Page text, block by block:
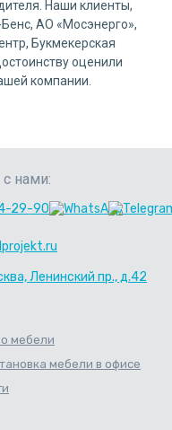
Наши клиенты,
АО «Мосэнерго»,
Букмекерская
оценили
компании.
с нами:
29-90
Ленинский пр., д.42
о мебели
мебели в офисе